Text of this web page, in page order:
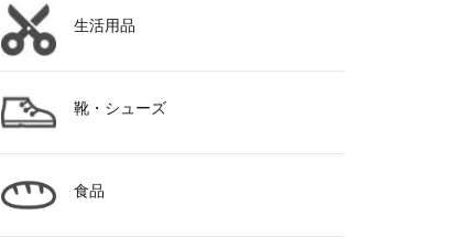
生活用品
靴・シューズ
食品